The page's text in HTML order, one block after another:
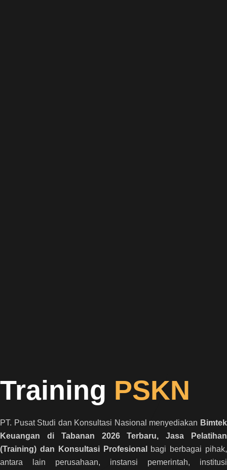
Training PSKN
PT. Pusat Studi dan Konsultasi Nasional menyediakan Bimtek
Keuangan di Tabanan 2026 Terbaru, Jasa Pelatihan
(Training) dan Konsultasi Profesional
bagi berbagai pihak,
antara lain perusahaan, instansi pemerintah, institusi